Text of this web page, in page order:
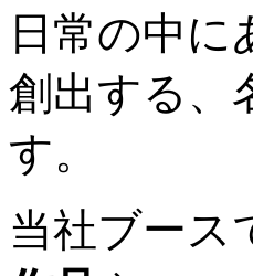
日常の中
創出する、
す。
当社ブース